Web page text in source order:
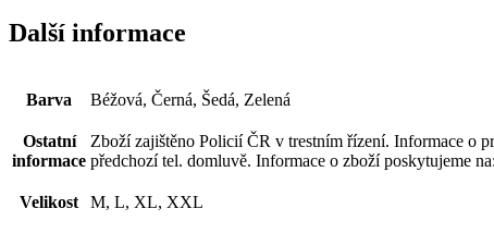
Další informace
Barva Béžová, Černá, Šedá, Zelená
Ostatní
informace
Zboží zajištěno Policií ČR v trestním řízení. Informace o
předchozí tel. domluvě. Informace o zboží poskytujeme
Velikost M, L, XL, XXL